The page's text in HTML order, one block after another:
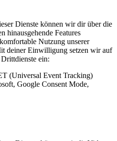
Dienste können wir dir über die
hinausgehende Features
Nutzung unserer
deiner Einwilligung setzen wir auf
ein:
(Universal Event Tracking)
Google Consent Mode,